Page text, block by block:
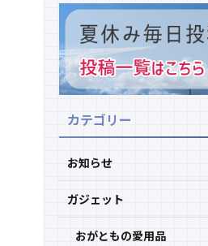
カテゴリー
お知らせ
ガジェット
おがともの愛用品